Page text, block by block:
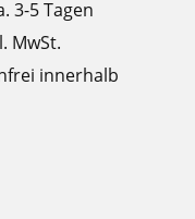
3-5 Tagen
MwSt.
innerhalb